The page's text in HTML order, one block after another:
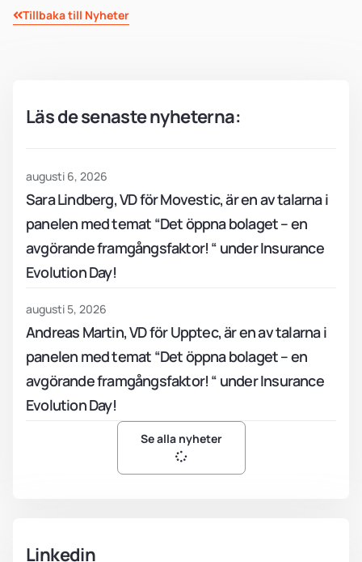
Tillbaka till Nyheter
Läs de senaste nyheterna:
Sara Lindberg, VD för Movestic, är en av talarna i
panelen med temat “Det öppna bolaget – en
avgörande framgångsfaktor! “ under Insurance
Evolution Day!
augusti 6, 2026
Andreas Martin, VD för Upptec, är en av talarna i
panelen med temat “Det öppna bolaget – en
avgörande framgångsfaktor! “ under Insurance
Evolution Day!
augusti 5, 2026
Se alla nyheter
Linkedin